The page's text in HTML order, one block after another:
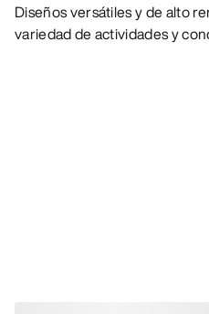
Diseños versátiles y de alto
variedad de actividades y